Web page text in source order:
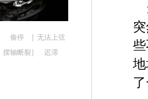
惠州市惠城区江北文昌一路7号华贸大厦写字楼1座
厦门市思明区湖滨东路95号华润大厦写字楼B座11
福州市鼓楼区五四路128-1号恒力城写字楼15层03
成都市锦江区人民东路6号SAC东原中心写字楼24
重庆市江北区观音桥步行街2号融恒时代广场写字
长沙市芙蓉区定王台街道建湘路393号世茂环球
郑州市二七区铭功路10号华润大厦写字楼29层
偷停
无法上弦
摆轴断裂 迟滞